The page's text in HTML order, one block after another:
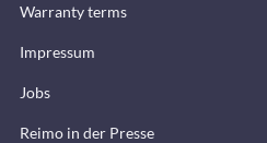
Warranty terms
Impressum
Jobs
Reimo in der Presse